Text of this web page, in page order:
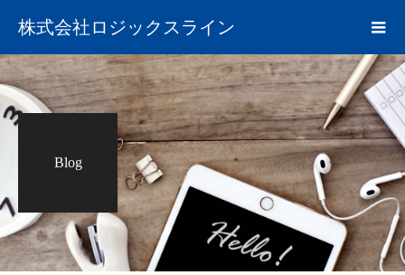
株式会社ロジックスライン
Blog